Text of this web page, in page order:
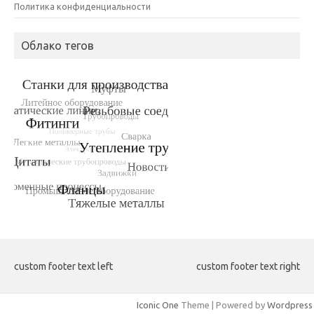
Политика конфиденциальности
Облако тегов
custom footer text left custom footer text right
Iconic One Theme | Powered by Wordpress